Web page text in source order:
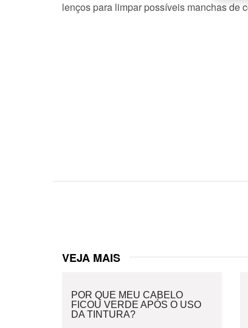
lenços para limpar possíveis manchas de
VEJA MAIS
POR QUE MEU CABELO
FICOU VERDE APÓS O USO
DA TINTURA?